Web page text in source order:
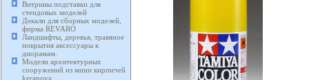
Витрины подставки для
стендовых моделей
Декали для сборных моделей,
фирма REVARO
Ландшафты, деревья, травяное
покрытия аксессуары к
диорамам.
Модели архитектурных
сооружений из мини кирпичей
keranova.